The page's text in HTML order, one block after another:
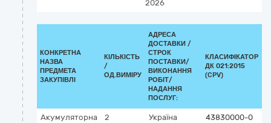
2026
КОНКРЕТНА
НАЗВА
ПРЕДМЕТА
ЗАКУПІВЛІ
КІЛЬКІСТЬ
/
ОД.ВИМІРУ
АДРЕСА
ДОСТАВКИ /
СТРОК
ПОСТАВКИ/
ВИКОНАННЯ
РОБІТ/
НАДАННЯ
ПОСЛУГ:
КЛАСИФІКАТОР
ДК 021:2015
(CPV)
Акумуляторна
2
Україна
43830000-0